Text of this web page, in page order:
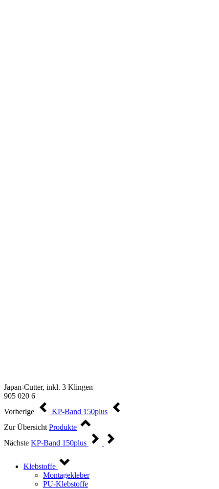
Japan-Cutter, inkl. 3 Klingen
905 020 6
Vorherige
KP-Band 150plus
Zur Übersicht Produkte
Nächste KP-Band 150plus
Klebstoffe
Montagekleber
PU-Klebstoffe